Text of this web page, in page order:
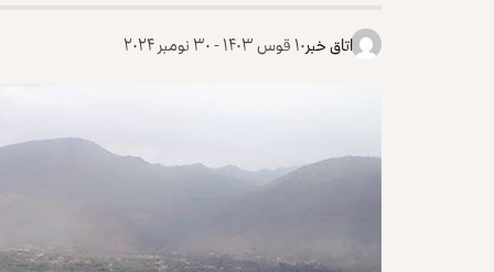
اتاق خبر۱۰ قوس ۱۴۰۳ - ۳۰ نومبر ۲۰۲۴